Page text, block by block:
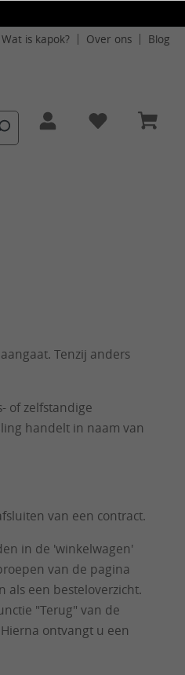
Wat is kapok?
Over ons Blog
Tenzij anders
of zelfstandige
handelt in naam van
van een contract.
in de 'winkelwagen'
van de pagina
als een besteloverzicht.
"Terug" van de
ontvangt u een